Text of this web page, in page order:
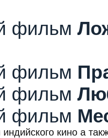
фильм
фильм
фильм
фильм
индийского кино а